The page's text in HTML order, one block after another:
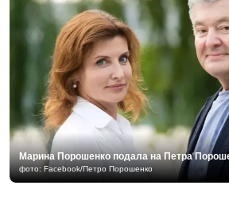
Марина Порошенко подала на Петра
фото: Facebook/Петро Порошенко